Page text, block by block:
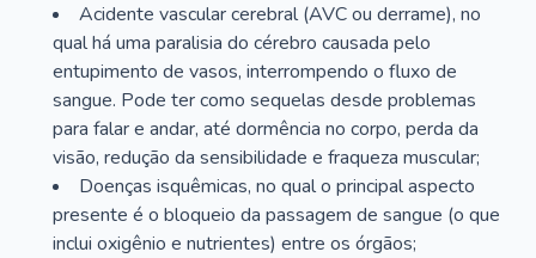
Acidente vascular cerebral (AVC ou derrame), no
qual há uma paralisia do cérebro causada pelo
entupimento de vasos, interrompendo o fluxo de
sangue. Pode ter como sequelas desde problemas
para falar e andar, até dormência no corpo, perda da
visão, redução da sensibilidade e fraqueza muscular;
Doenças isquêmicas, no qual o principal aspecto
presente é o bloqueio da passagem de sangue (o que
inclui oxigênio e nutrientes) entre os órgãos;